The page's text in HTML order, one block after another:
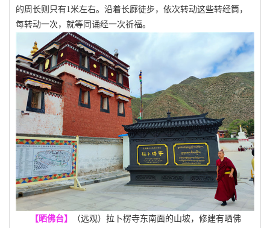
的周长则只有1米左右。沿着长廊徒步，依次转动这些转经筒，
每转动一次，就等同诵经一次祈福。
【晒佛台】 （远观） 拉卜楞寺东南面的山坡，修建有晒佛